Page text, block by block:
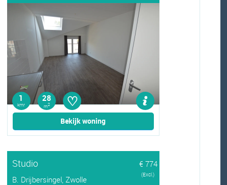
1
kmr
28
m2 ♡
Bekijk woning
Studio
€ 774
B. Drijbersingel, Zwolle
(Excl.)